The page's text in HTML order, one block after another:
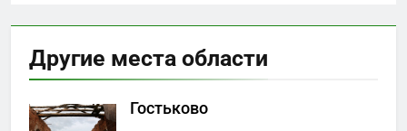
Другие места области
Гостьково